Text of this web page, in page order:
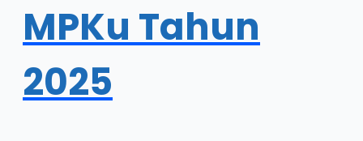
MPKu Tahun
2025